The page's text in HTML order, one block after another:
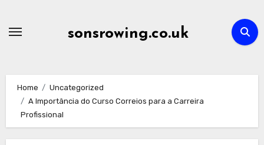
sonsrowing.co.uk
Home
Uncategorized
A Importância do Curso Correios para a Carreira
Profissional